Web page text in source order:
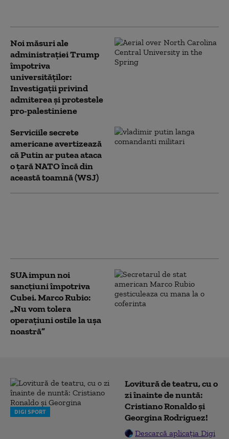
Noi măsuri ale
administrației Trump
împotriva
universităților:
Investigații privind
admiterea și protestele
pro-palestiniene
Serviciile secrete
americane avertizează
că Putin ar putea ataca
o țară NATO încă din
această toamnă (WSJ)
SUA impun noi
sancţiuni împotriva
Cubei. Marco Rubio:
„Nu vom tolera
operaţiuni ostile la uşa
noastră”
DIGI SPORT
Lovitură de teatru, cu o
zi înainte de nuntă:
Cristiano Ronaldo și
Georgina Rodriguez!
Descarcă aplicația Digi